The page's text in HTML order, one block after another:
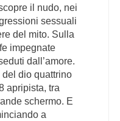
il nudo, nei
sessuali
del mito. Sulla
impegnate
dall’amore.
del dio quattrino
apripista, tra
schermo. E
a